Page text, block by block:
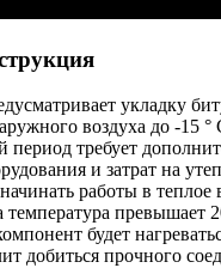
укладку
воздуха до -15
требует
и затрат на
работы в теплое
температура превышает
будет
добиться прочного